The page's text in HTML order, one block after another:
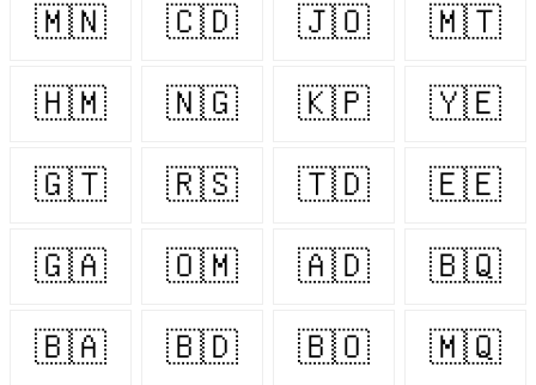
🇲🇳 🇨🇩 🇯🇴 🇲🇹
🇭🇲 🇳🇬 🇰🇵 🇾🇪
🇬🇹 🇷🇸 🇹🇩 🇪🇪
🇬🇦 🇴🇲 🇦🇩 🇧🇶
🇧🇦 🇧🇩 🇧🇴 🇲🇶